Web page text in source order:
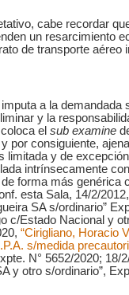
cabe recordar
un resarcimiento
de transporte aéreo
a la demandada
y la
el sub examine
por consiguiente,
limitada y de
intrínsecamente
forma más genérica
esta Sala, 14/2/
SA s/ordinario”
c/Estado Nacional y
“Cirigliano, Horacio
s/medida
N° 5652/2020; 18/
y otro s/ordinario”,